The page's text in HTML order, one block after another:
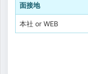
面接地
本社 or WEB